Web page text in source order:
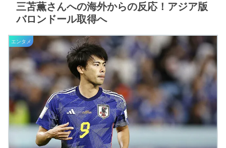
三苫薫さんへの海外からの反応！アジア版
バロンドール取得へ
エンタメ